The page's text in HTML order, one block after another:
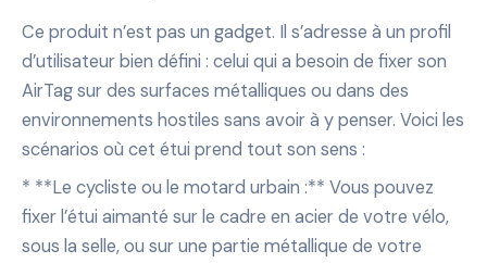
Ce produit n’est pas un gadget. Il s’adresse à un profil
d’utilisateur bien défini : celui qui a besoin de fixer son
AirTag sur des surfaces métalliques ou dans des
environnements hostiles sans avoir à y penser. Voici les
scénarios où cet étui prend tout son sens :
* **Le cycliste ou le motard urbain :** Vous pouvez
fixer l’étui aimanté sur le cadre en acier de votre vélo,
sous la selle, ou sur une partie métallique de votre